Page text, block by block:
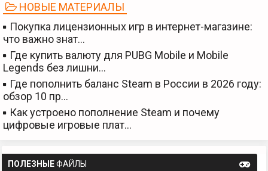
НОВЫЕ МАТЕРИАЛЫ
Покупка лицензионных игр в интернет-магазине:
что важно знат…
Где купить валюту для PUBG Mobile и Mobile
Legends без лишни…
Где пополнить баланс Steam в России в 2026 году:
обзор 10 пр…
Как устроено пополнение Steam и почему
цифровые игровые плат…
ПОЛЕЗНЫЕФАЙЛЫ